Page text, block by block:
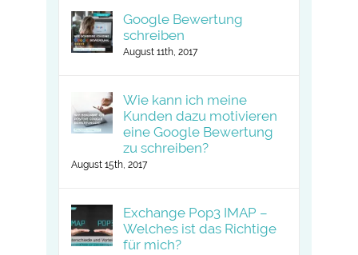
Google Bewertung
schreiben
August 11th, 2017
Wie kann ich meine
Kunden dazu motivieren
eine Google Bewertung
zu schreiben?
August 15th, 2017
Exchange Pop3 IMAP –
Welches ist das Richtige
für mich?